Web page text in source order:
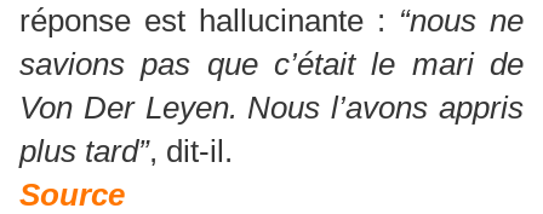
réponse est hallucinante : “nous ne
savions pas que c’était le mari de
Von Der Leyen. Nous l’avons appris
plus tard”, dit-il.
Source